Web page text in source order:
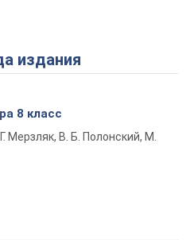
Play Video
издания
8 класс
Мерзляк, В. Б. Полонский, М.